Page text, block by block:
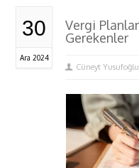
30
Ara 2024
Vergi
Gerekenler
Cüneyt Yusufoğlu